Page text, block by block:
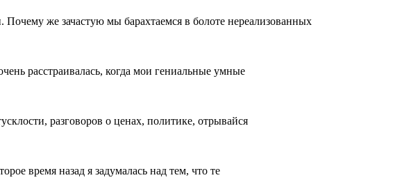
же зачастую мы барахтаемся в болоте нереализованных
расстраивалась, когда мои гениальные умные
разговоров о ценах, политике, отрывайся
время назад я задумалась над тем, что те